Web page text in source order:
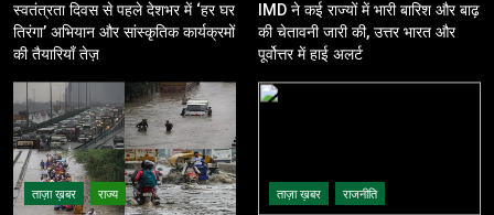
स्वतंत्रता दिवस से पहले देशभर में ‘हर घर
तिरंगा’ अभियान और सांस्कृतिक कार्यक्रमों
की तैयारियाँ तेज़
IMD ने कई राज्यों में भारी बारिश और बाढ़
की चेतावनी जारी की, उत्तर भारत और
पूर्वोत्तर में हाई अलर्ट
ताज़ा ख़बर राज्य ताज़ा ख़बर राजनीति